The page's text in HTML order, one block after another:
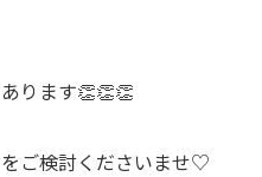
ります👏👏👏
ご検討くださいませ♡